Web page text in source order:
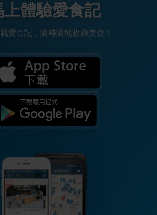
上體驗愛食記
愛食記，隨時隨地收藏美食！